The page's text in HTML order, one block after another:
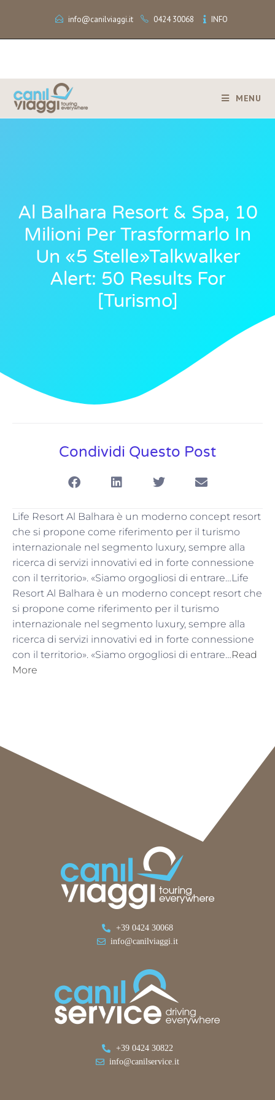
info@canilviaggi.it 0424 30068 INFO
MENU
Al Balhara Resort & Spa, 10
Milioni Per Trasformarlo In
Un «5 Stelle»Talkwalker
Alert: 50 Results For
[turismo]
Condividi Questo Post
Life Resort Al Balhara è un moderno concept resort
che si propone come riferimento per il turismo
internazionale nel segmento luxury, sempre alla
ricerca di servizi innovativi ed in forte connessione
con il territorio». «Siamo orgogliosi di entrare…Life
Resort Al Balhara è un moderno concept resort che
si propone come riferimento per il turismo
internazionale nel segmento luxury, sempre alla
ricerca di servizi innovativi ed in forte connessione
con il territorio». «Siamo orgogliosi di entrare…Read
More
+39 0424 30068
info@canilviaggi.it
+39 0424 30822
info@canilservice.it